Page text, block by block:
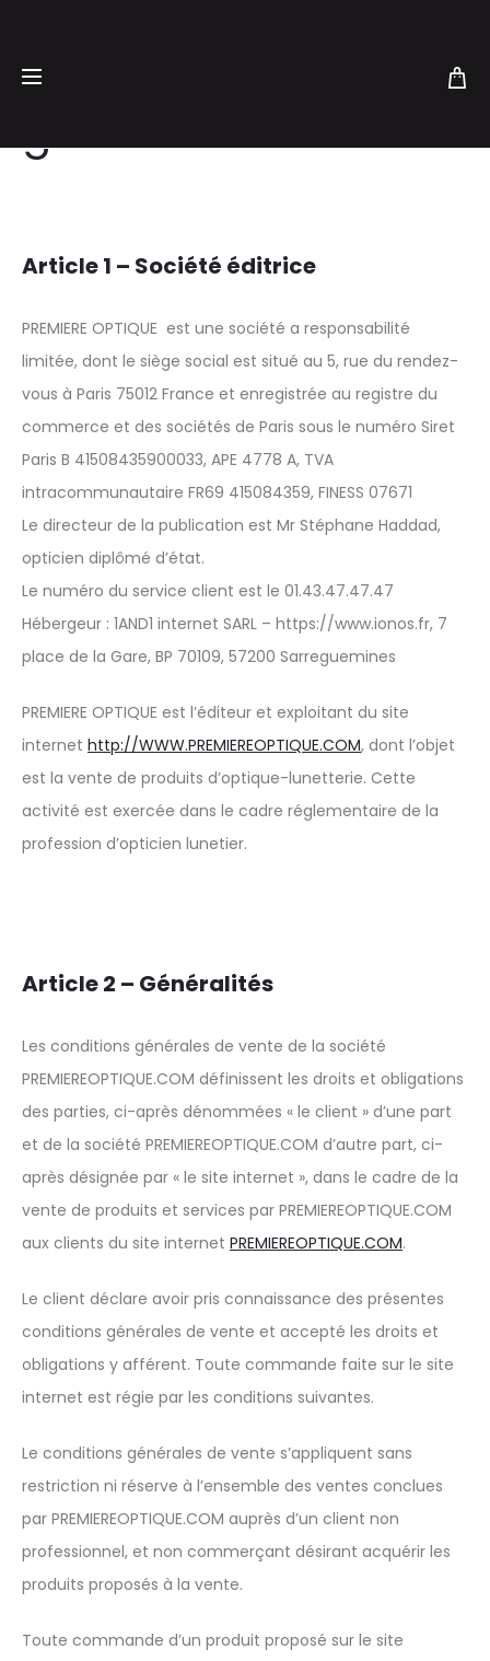
Conditions
générales de vente
Article 1 – Société éditrice
PREMIERE OPTIQUE est une société a responsabilité
limitée, dont le siège social est situé au 5, rue du rendez-
vous à Paris 75012 France et enregistrée au registre du
commerce et des sociétés de Paris sous le numéro Siret
Paris B 41508435900033, APE 4778 A, TVA
intracommunautaire FR69 415084359, FINESS 07671
Le directeur de la publication est Mr Stéphane Haddad,
opticien diplômé d’état.
Le numéro du service client est le 01.43.47.47.47
Hébergeur : 1AND1 internet SARL – https://www.ionos.fr, 7
place de la Gare, BP 70109, 57200 Sarreguemines
PREMIERE OPTIQUE est l’éditeur et exploitant du site
internet http://WWW.PREMIEREOPTIQUE.COM, dont l’objet
est la vente de produits d’optique-lunetterie. Cette
activité est exercée dans le cadre réglementaire de la
profession d’opticien lunetier.
Article 2 – Généralités
Les conditions générales de vente de la société
PREMIEREOPTIQUE.COM définissent les droits et obligations
des parties, ci-après dénommées « le client » d’une part
et de la société PREMIEREOPTIQUE.COM d’autre part, ci-
après désignée par « le site internet », dans le cadre de la
vente de produits et services par PREMIEREOPTIQUE.COM
aux clients du site internet PREMIEREOPTIQUE.COM.
Le client déclare avoir pris connaissance des présentes
conditions générales de vente et accepté les droits et
obligations y afférent. Toute commande faite sur le site
internet est régie par les conditions suivantes.
Le conditions générales de vente s’appliquent sans
restriction ni réserve à l’ensemble des ventes conclues
par PREMIEREOPTIQUE.COM auprès d’un client non
professionnel, et non commerçant désirant acquérir les
produits proposés à la vente.
Toute commande d’un produit proposé sur le site